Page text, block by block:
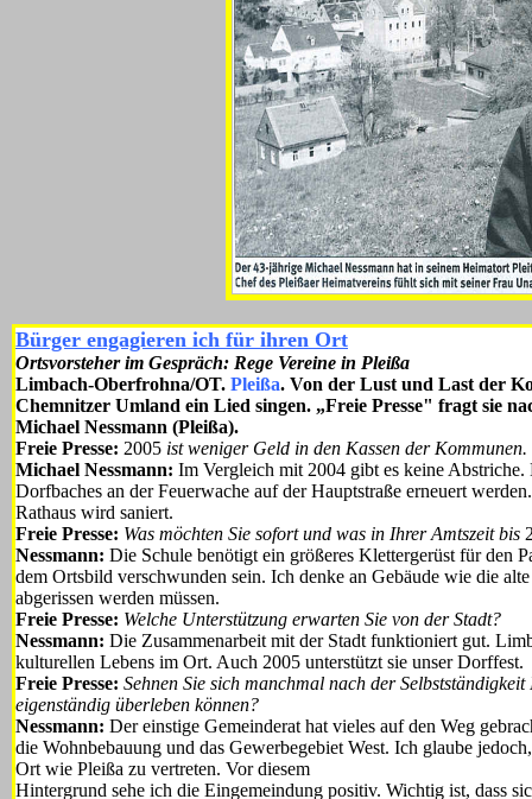
Bürger engagieren ich für ihren Ort
Ortsvorsteher im Gespräch: Rege Vereine in Pleißa
Limbach-Oberfrohna/OT. Pleißa. Von der Lust und Last der
Chemnitzer Umland ein Lied singen. „Freie Presse" fragt sie
Michael Nessmann (Pleißa).
Freie Presse: 2005 ist weniger Geld in den Kassen der
Michael Nessmann: Im Vergleich mit 2004 gibt es keine Abstriche.
Dorfbaches an der Feuerwache auf der Hauptstraße erneuert
Rathaus wird saniert.
Freie Presse: Was möchten Sie sofort und was in Ihrer Amtszeit bis
Nessmann: Die Schule benötigt ein größeres Klettergerüst für den
dem Ortsbild verschwunden sein. Ich denke an Gebäude wie die
abgerissen werden müssen.
Freie Presse: Welche Unterstützung erwarten Sie von der Stadt?
Nessmann: Die Zusammenarbeit mit der Stadt funktioniert gut.
kulturellen Lebens im Ort. Auch 2005 unterstützt sie unser Dorffest.
Freie Presse: Sehnen Sie sich manchmal nach der
eigenständig überleben können?
Nessmann: Der einstige Gemeinderat hat vieles auf den Weg
die Wohnbebauung und das Gewerbegebiet West. Ich glaube
Ort wie Pleißa zu vertreten. Vor diesem
Hintergrund sehe ich die Eingemeindung positiv. Wichtig ist, dass